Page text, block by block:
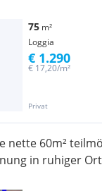
75 m²
Loggia
Privat
€ 17,20/m²
€ 1.290
nette 60m²
in ruhiger